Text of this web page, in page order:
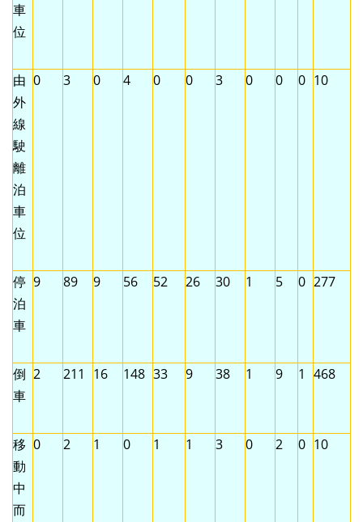
車
位
由
外
線
駛
離
泊
車
位
0 3 0 4 0 0 3 0 0 0 10
停
泊
車
9 89 9 56 52 26 30 1 5 0 277
倒
車
2 211 16 148 33 9 38 1 9 1 468
移
動
中
而
0 2 1 0 1 1 3 0 2 0 10